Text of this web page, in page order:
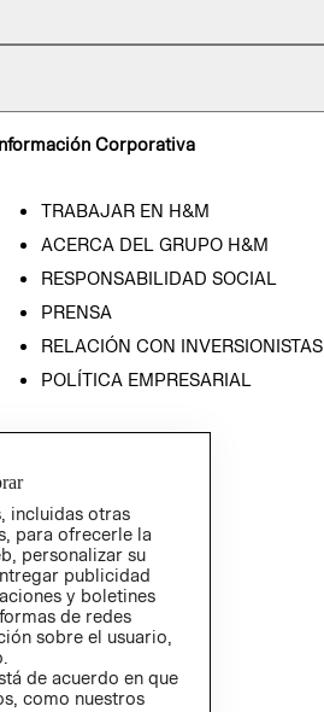
Corporativa
TRABAJAR EN H&M
ACERCA DEL GRUPO H&M
RESPONSABILIDAD SOCIAL
PRENSA
RELACIÓN CON INVERSIONISTAS
POLÍTICA EMPRESARIAL
incluidas otras
para ofrecerle la
personalizar su
publicidad
y boletines
de redes
sobre el usuario,
de acuerdo en que
como nuestros